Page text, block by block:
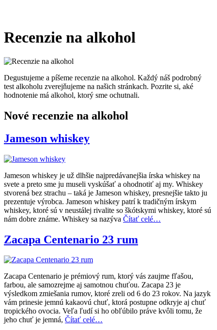
Recenzie na alkohol
Degustujeme a píšeme recenzie na alkohol. Každý náš podrobný
test alkoholu zverejňujeme na našich stránkach. Pozrite si, aké
hodnotenie má alkohol, ktorý sme ochutnali.
Nové recenzie na alkohol
Jameson whiskey
Jameson whiskey je už dlhšie najpredávanejšia írska whiskey na
svete a preto sme ju museli vyskúšať a ohodnotiť aj my. Whiskey
stvorená bez strachu – taká je Jameson whiskey, presnejšie takto ju
prezentuje výrobca. Jameson whiskey patrí k tradičným írskym
whiskey, ktoré sú v neustálej rivalite so škótskymi whiskey, ktoré sú
nám dobre známe. Whiskey sa nazýva Čítať celé…
Zacapa Centenario 23 rum
Zacapa Centenario je prémiový rum, ktorý vás zaujme fľašou,
farbou, ale samozrejme aj samotnou chuťou. Zacapa 23 je
výsledkom zmiešania rumov, ktoré zreli od 6 do 23 rokov. Na jazyk
vám prinesie jemnú kakaovú chuť, ktorá postupne odkryje aj chuť
tropického ovocia. Veľa ľudí si ho obľúbilo práve kvôli tomu, že
jeho chuť je jemná, Čítať celé…